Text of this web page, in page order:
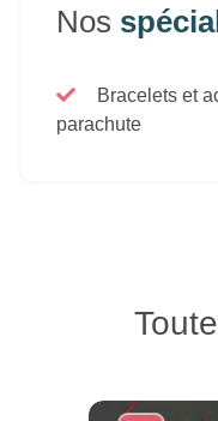
Nos
Bracelets et
parachute